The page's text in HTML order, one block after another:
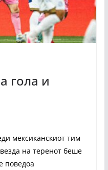
гола и
мексиканскиот тим
на теренот беше
поведоа